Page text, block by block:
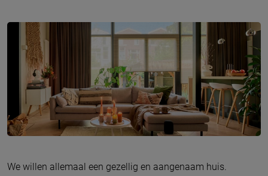
We willen allemaal een gezellig en aangenaam huis.